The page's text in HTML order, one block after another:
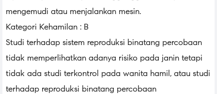
mengemudi atau menjalankan mesin.
Kategori Kehamilan : B
Studi terhadap sistem reproduksi binatang percobaan
tidak memperlihatkan adanya risiko pada janin tetapi
tidak ada studi terkontrol pada wanita hamil, atau studi
terhadap reproduksi binatang percobaan